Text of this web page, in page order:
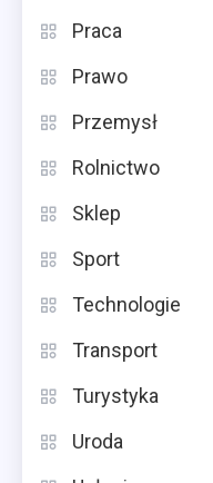
Praca
Prawo
Przemysł
Rolnictwo
Sklep
Sport
Technologie
Transport
Turystyka
Uroda